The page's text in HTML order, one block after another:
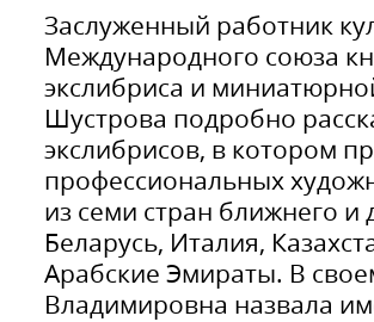
Заслуженный работник
Международного союза
экслибриса и
Шустрова подробно
экслибрисов, в котором
профессиональных
из семи стран ближнего и
Беларусь, Италия,
Арабские Эмираты. В
Владимировна назвала